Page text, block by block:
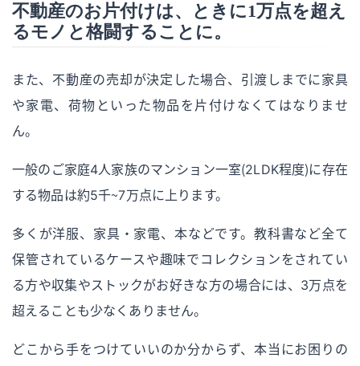
不動産のお片付けは、ときに1万点を超え
るモノと格闘することに。
また、不動産の売却が決定した場合、引渡しまでに家具
や家電、荷物といった物品を片付けなくてはなりませ
ん。
一般のご家庭4人家族のマンション一室（2LDK程度）に存在
する物品は約5千〜7万点に上ります。
多くが洋服、家具・家電、本などです。教科書など全て
保管されているケースや趣味でコレクションをされてい
る方や収集やストックがお好きな方の場合には、3万点を
超えることも少なくありません。
どこから手をつけていいのか分からず、本当にお困りの